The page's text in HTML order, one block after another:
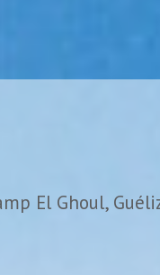
El Ghoul,